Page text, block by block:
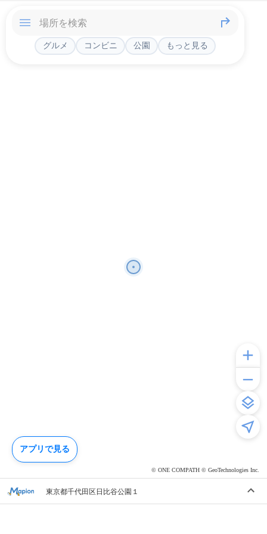
© ONE COMPATH © GeoTechnologies Inc.
グルメ コンビニ 公園 もっと見る
東京都千代田区日比谷公園１
アプリで見る